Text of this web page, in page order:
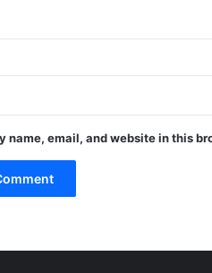
name, email, and website in this